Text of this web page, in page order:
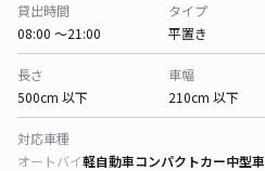
貸出時間
08:00 〜21:00
タイプ
平置き
長さ
500cm 以下
車幅
210cm 以下
対応車種
オートバイ軽自動車コンパクトカー中型車